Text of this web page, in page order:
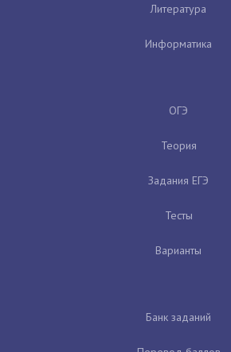
Литература
Информатика
ОГЭ
Теория
Задания ЕГЭ
Тесты
Варианты
Банк заданий